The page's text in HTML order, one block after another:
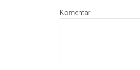
Komentar